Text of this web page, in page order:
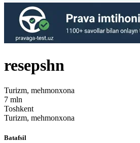
resepshn
Turizm, mehmonxona
7 mln
Toshkent
Turizm, mehmonxona
Batafsil